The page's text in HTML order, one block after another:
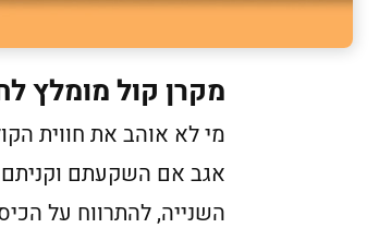
מקרן קול מומלץ
מי לא אוהב את חווית
אגב אם השקעתם וקניתם
השנייה, להתרווח על